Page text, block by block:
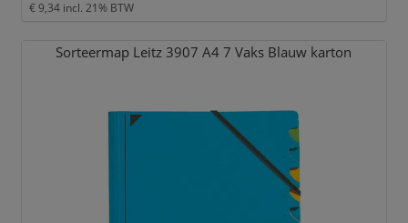
€ 9,34 incl. 21% BTW
Sorteermap Leitz 3907 A4 7 Vaks Blauw karton